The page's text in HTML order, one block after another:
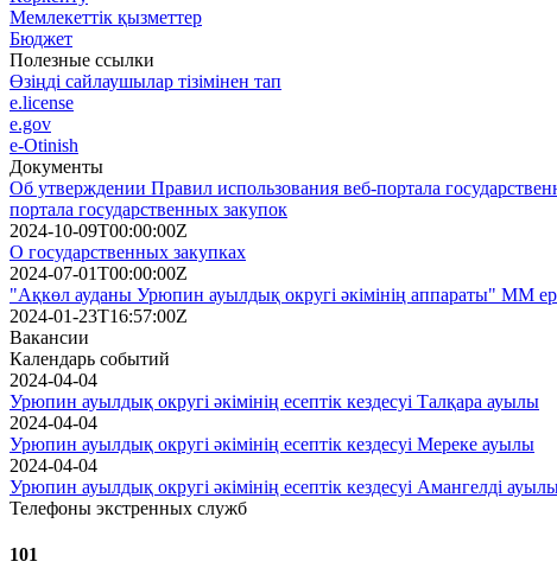
Мемлекеттік қызметтер
Бюджет
Полезные ссылки
Өзіңді сайлаушылар тізімінен тап
e.license
e.gov
e-Otinish
Документы
Об утверждении Правил использования веб-портала
портала государственных закупок
2024-10-09T00:00:00Z
О государственных закупках
2024-07-01T00:00:00Z
"Ақкөл ауданы Урюпин ауылдық округі әкімінің аппараты" ММ
2024-01-23T16:57:00Z
Вакансии
Календарь событий
2024-04-04
Урюпин ауылдық округі әкімінің есептік кездесуі Талқара ауылы
2024-04-04
Урюпин ауылдық округі әкімінің есептік кездесуі Мереке ауылы
2024-04-04
Урюпин ауылдық округі әкімінің есептік кездесуі Амангелді
Телефоны экстренных служб
101